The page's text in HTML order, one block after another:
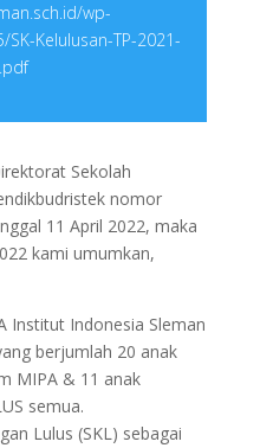
wp-
Kelulusan-TP-2021-
Sekolah
nomor
11 April 2022, maka
kami umumkan,
Institut Indonesia Sleman
berjumlah 20 anak
MIPA & 11 anak
semua.
Lulus (SKL) sebagai